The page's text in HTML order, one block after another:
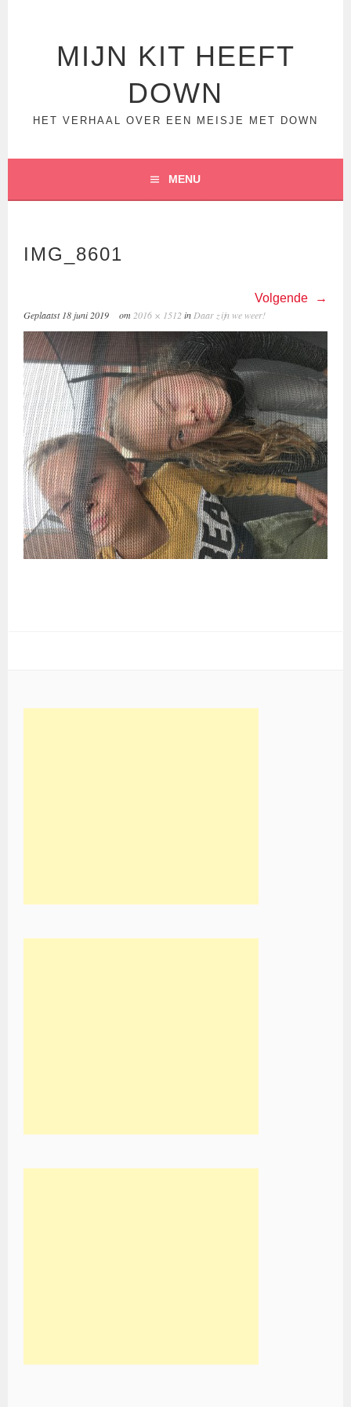
MIJN KIT HEEFT
DOWN
HET VERHAAL OVER EEN MEISJE MET DOWN
MENU
IMG_8601
Volgende
Geplaatst 18 juni 2019 om 2016 × 1512in Daar zijn we weer!